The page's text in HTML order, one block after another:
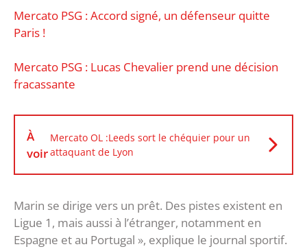
Mercato PSG : Accord signé, un défenseur quitte
Paris !
Mercato PSG : Lucas Chevalier prend une décision
fracassante
À
voir
Mercato OL :Leeds sort le chéquier pour un
attaquant de Lyon
Marin se dirige vers un prêt. Des pistes existent en
Ligue 1, mais aussi à l’étranger, notamment en
Espagne et au Portugal », explique le journal sportif.